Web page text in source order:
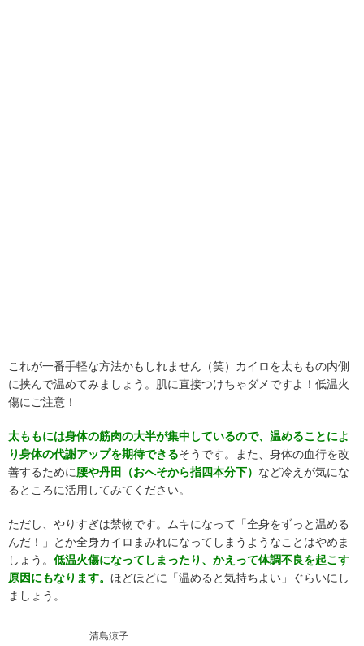
これが一番手軽な方法かもしれません（笑）カイロを太ももの内側
に挟んで温めてみましょう。肌に直接つけちゃダメですよ！低温火
傷にご注意！
太ももには身体の筋肉の大半が集中しているので、温めることによ
り身体の代謝アップを期待できるそうです。また、身体の血行を改
善するために腰や丹田（おへそから指四本分下） など冷えが気にな
るところに活用してみてください。
ただし、やりすぎは禁物です。ムキになって「全身をずっと温める
んだ！」とか全身カイロまみれになってしまうようなことはやめま
しょう。 低温火傷になってしまったり、かえって体調不良を起こす
原因にもなります。 ほどほどに「温めると気持ちよい」ぐらいにし
ましょう。
清島涼子